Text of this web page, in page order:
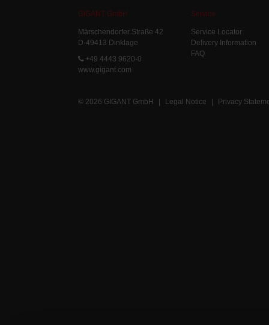
GIGANT GmbH
Märschendorfer Straße 42
D-49413 Dinklage
+49 4443 9620-0
www.gigant.com
Service
Service Locator
Delivery Information
FAQ
© 2026 GIGANT GmbH | Legal Notice | Privacy